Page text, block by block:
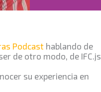
Podcast hablando de
de otro modo, de IFC.js.
su experiencia en